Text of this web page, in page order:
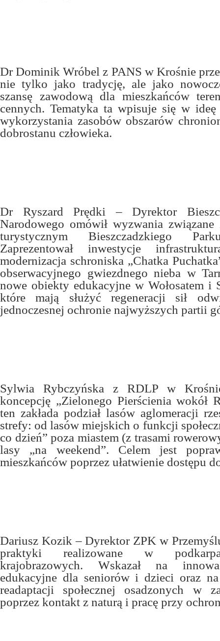
Dr Dominik Wróbel z PANS w Krośnie
nie tylko jako tradycję, ale jako
szansę zawodową dla mieszkańców
cennych. Tematyka ta wpisuje się w ideę
wykorzystania zasobów obszarów
dobrostanu człowieka.
Dr Ryszard Prędki – Dyrektor
Narodowego omówił wyzwania związane
turystycznym Bieszczadzkiego
Zaprezentował inwestycje
modernizacja schroniska „Chatka
obserwacyjnego gwiezdnego nieba w
nowe obiekty edukacyjne w Wołosatem i
które mają służyć regeneracji sił
jednoczesnej ochronie najwyższych partii
Sylwia Rybczyńska z RDLP w Krośnie
koncepcję „Zielonego Pierścienia wokół
ten zakłada podział lasów aglomeracji
strefy: od lasów miejskich o funkcji
co dzień” poza miastem (z trasami
lasy „na weekend”. Celem jest
mieszkańców poprzez ułatwienie dostępu
Dariusz Kozik – Dyrektor ZPK w
praktyki realizowane w
krajobrazowych. Wskazał na
edukacyjne dla seniorów i dzieci oraz
readaptacji społecznej osadzonych w
poprzez kontakt z naturą i pracę przy